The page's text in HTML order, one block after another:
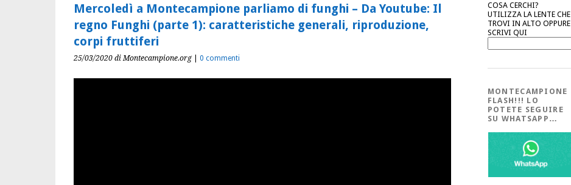
Mercoledì a Montecampione parliamo di funghi – Da Youtube: Il
regno Funghi (parte 1): caratteristiche generali, riproduzione,
corpi fruttiferi
25/03/2020 di Montecampione.org| 0 commenti
COSA CERCHI?
UTILIZZA LA LENTE CHE
TROVI IN ALTO OPPURE
SCRIVI QUI
MONTECAMPIONE
FLASH!!! LO
POTETE SEGUIRE
SU WHATSAPP…